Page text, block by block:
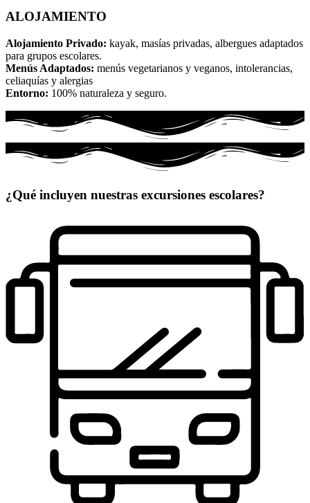
ALOJAMIENTO
Alojamiento Privado: kayak, masías privadas, albergues adaptados
para grupos escolares.
Menús Adaptados: menús vegetarianos y veganos, intolerancias,
celiaquías y alergias
Entorno: 100% naturaleza y seguro.
¿Qué incluyen nuestras excursiones escolares?